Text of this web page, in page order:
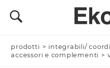
prodotti > integrabili/
accessori e complementi >
Nominativo *